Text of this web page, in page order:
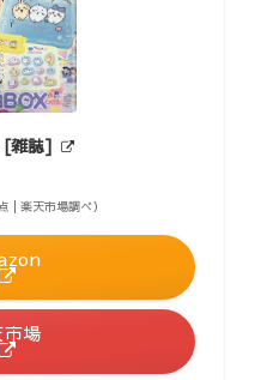
[雑誌]
| 楽天市場調べ）
場